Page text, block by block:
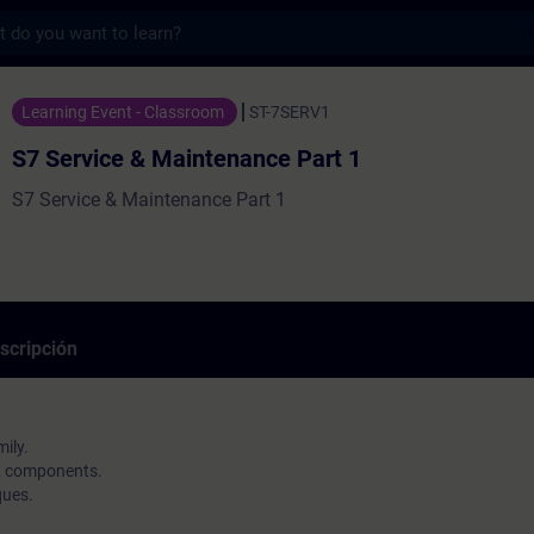
Maintenance Part 1 - Entrenamiento -
Learning Event - Classroom ST-7SERV1
S7 Service & Maintenance Part 1
S7 Service & Maintenance Part 1